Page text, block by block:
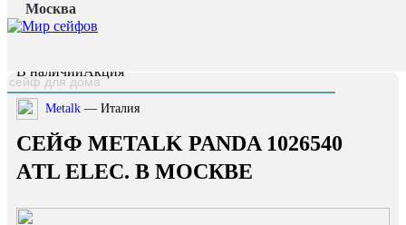
Москва
Главная страница
Каталог /
В наличииАкция
Metalk — Италия
СЕЙФ METALK PANDA 1026540
AТL ELEC. В МОСКВЕ